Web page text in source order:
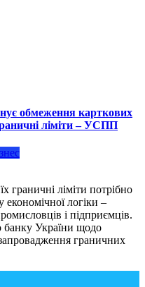
обмеження карткових
ліміти – УСПП
граничні ліміти потрібно
економічної логіки –
і підприємців.
банку України щодо
граничних